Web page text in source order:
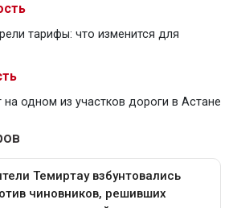
тарифы: что изменится для
одном из участков дороги в Астане